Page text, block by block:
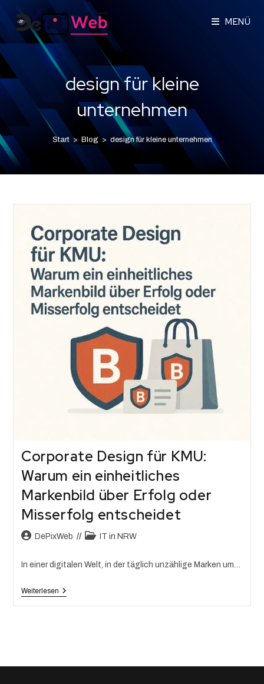
MENÜ
design für kleine
unternehmen
Start > Blog > design für kleine unternehmen
Corporate Design für KMU:
Warum ein einheitliches
Markenbild über Erfolg oder
Misserfolg entscheidet
DePixWeb IT in NRW
In einer digitalen Welt, in der täglich unzählige Marken um…
Weiterlesen